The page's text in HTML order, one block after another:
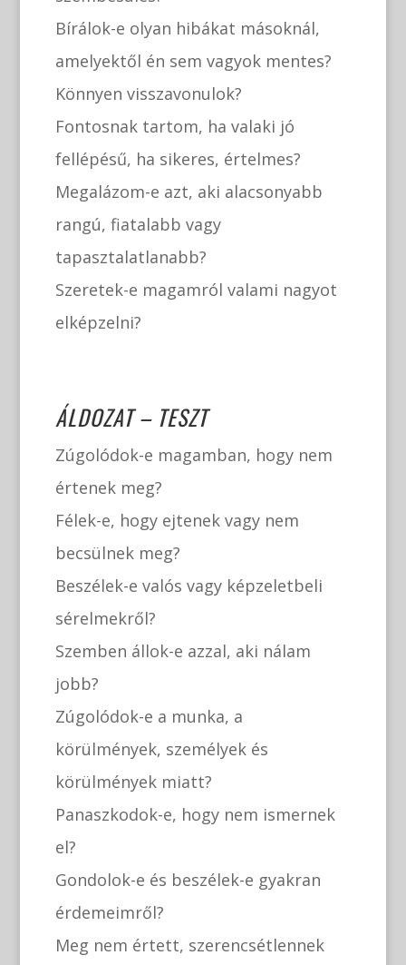
Bírálok-e olyan hibákat másoknál,
amelyektől én sem vagyok mentes?
Könnyen visszavonulok?
Fontosnak tartom, ha valaki jó
fellépésű, ha sikeres, értelmes?
Megalázom-e azt, aki alacsonyabb
rangú, fiatalabb vagy
tapasztalatlanabb?
Szeretek-e magamról valami nagyot
elképzelni?
ÁLDOZAT – TESZT
Zúgolódok-e magamban, hogy nem
értenek meg?
Félek-e, hogy ejtenek vagy nem
becsülnek meg?
Beszélek-e valós vagy képzeletbeli
sérelmekről?
Szemben állok-e azzal, aki nálam
jobb?
Zúgolódok-e a munka, a
körülmények, személyek és
körülmények miatt?
Panaszkodok-e, hogy nem ismernek
el?
Gondolok-e és beszélek-e gyakran
érdemeimről?
Meg nem értett, szerencsétlennek